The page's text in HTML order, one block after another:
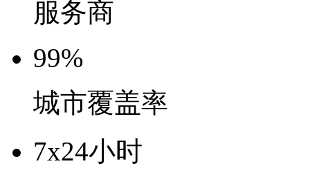
服务商
99%
城市覆盖率
7x24小时